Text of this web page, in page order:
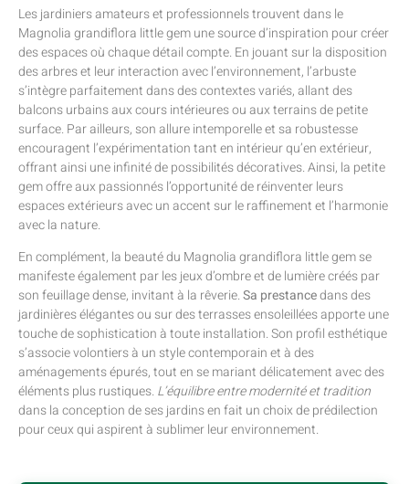
Les jardiniers amateurs et professionnels trouvent dans le
Magnolia grandiflora little gem une source d’inspiration pour créer
des espaces où chaque détail compte. En jouant sur la disposition
des arbres et leur interaction avec l’environnement, l’arbuste
s’intègre parfaitement dans des contextes variés, allant des
balcons urbains aux cours intérieures ou aux terrains de petite
surface. Par ailleurs, son allure intemporelle et sa robustesse
encouragent l’expérimentation tant en intérieur qu’en extérieur,
offrant ainsi une infinité de possibilités décoratives. Ainsi, la petite
gem offre aux passionnés l’opportunité de réinventer leurs
espaces extérieurs avec un accent sur le raffinement et l’harmonie
avec la nature.
En complément, la beauté du Magnolia grandiflora little gem se
manifeste également par les jeux d’ombre et de lumière créés par
son feuillage dense, invitant à la rêverie.Sa prestancedans des
jardinières élégantes ou sur des terrasses ensoleillées apporte une
touche de sophistication à toute installation. Son profil esthétique
s’associe volontiers à un style contemporain et à des
aménagements épurés, tout en se mariant délicatement avec des
éléments plus rustiques. L’équilibre entre modernité et tradition
dans la conception de ses jardins en fait un choix de prédilection
pour ceux qui aspirent à sublimer leur environnement.